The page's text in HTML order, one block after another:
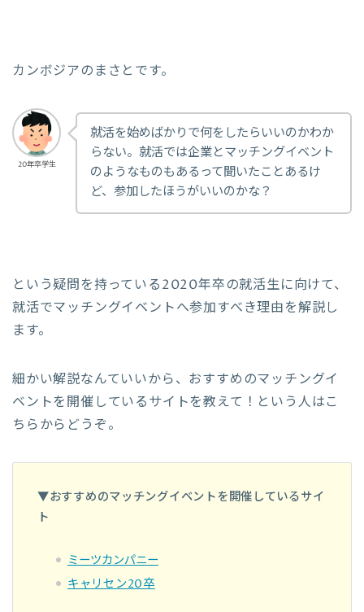
カンボジアのまさとです。
20年卒学生
就活を始めばかりで何をしたらいいのかわか
らない。就活では企業とマッチングイベント
のようなものもあるって聞いたことあるけ
ど、参加したほうがいいのかな？
という疑問を持っている2020年卒の就活生に向けて、
就活でマッチングイベントへ参加すべき理由を解説し
ます。
細かい解説なんていいから、おすすめのマッチングイ
ベントを開催しているサイトを教えて！という人はこ
ちらからどうぞ。
▼おすすめのマッチングイベントを開催しているサイ
ト
ミーツカンパニー
キャリセン20卒